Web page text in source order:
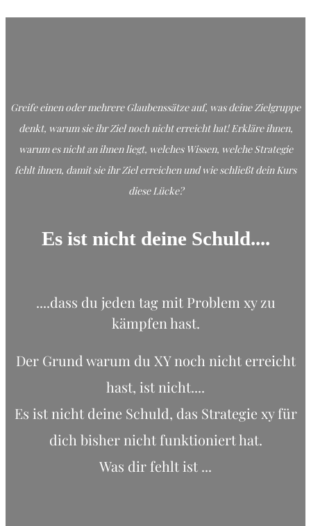
Greife einen oder mehrere Glaubenssätze auf, was deine Zielgruppe
denkt, warum sie ihr Ziel noch nicht erreicht hat! Erkläre ihnen,
warum es nicht an ihnen liegt, welches Wissen, welche Strategie
fehlt ihnen, damit sie ihr Ziel erreichen und wie schließt dein Kurs
diese Lücke?
Es ist nicht deine Schuld....
....dass du jeden tag mit Problem xy zu
kämpfen hast.
Der Grund warum du XY noch nicht erreicht
hast, ist nicht....
Es ist nicht deine Schuld, das Strategie xy für
dich bisher nicht funktioniert hat.
Was dir fehlt ist ...